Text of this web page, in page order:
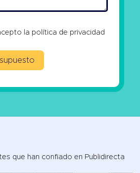
la política de privacidad
que han confiado en Publidirecta